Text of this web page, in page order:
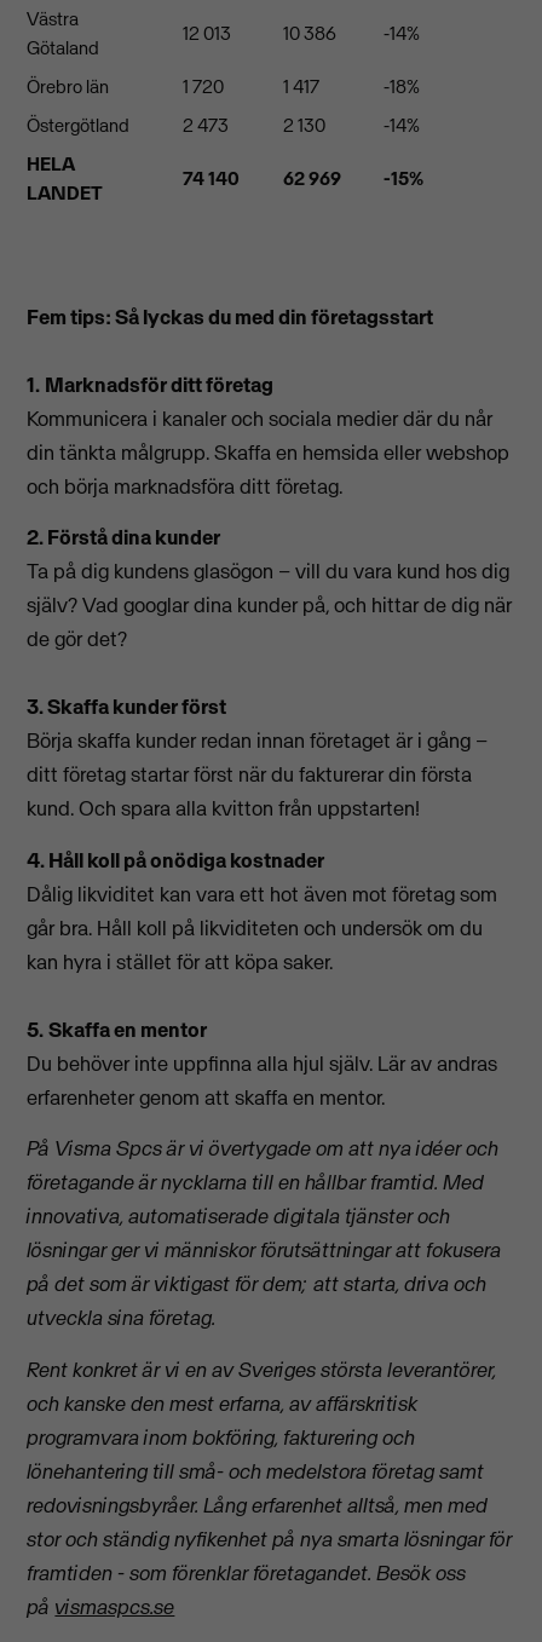
Västra
Götaland
12 013 10 386 -14%
Örebro län 1 720 1 417
-18%
Östergötland
2 473 2 130
-14%
HELA
LANDET
74 140 62 969 -15%
Fem tips: Så lyckas du med din företagsstart
1. Marknadsför ditt företag
Kommunicera i kanaler och sociala medier där du når
din tänkta målgrupp. Skaffa en hemsida eller webshop
och börja marknadsföra ditt företag.
2. Förstå dina kunder
Ta på dig kundens glasögon – vill du vara kund hos dig
själv? Vad googlar dina kunder på, och hittar de dig när
de gör det?
3. Skaffa kunder först
Börja skaffa kunder redan innan företaget är i gång –
ditt företag startar först när du fakturerar din första
kund. Och spara alla kvitton från uppstarten!
4. Håll koll på onödiga kostnader
Dålig likviditet kan vara ett hot även mot företag som
går bra. Håll koll på likviditeten och undersök om du
kan hyra i stället för att köpa saker.
5.Skaffa en mentor
Du behöver inte uppfinna alla hjul själv. Lär av andras
erfarenheter genom att skaffa en mentor.
På Visma Spcs är vi övertygade om att nya idéer och
företagande är nycklarna till en hållbar framtid. Med
innovativa, automatiserade digitala tjänster och
lösningar ger vi människor förutsättningar att fokusera
på det som är viktigast för dem; att starta, driva och
utveckla sina företag.
Rent konkret är vi en av Sveriges största leverantörer,
och kanske den mest erfarna, av affärskritisk
programvara inom bokföring, fakturering och
lönehantering till små- och medelstora företag samt
redovisningsbyråer. Lång erfarenhet alltså, men med
stor och ständig nyfikenhet på nya smarta lösningar för
framtiden - som förenklar företagandet. Besök oss
på vismaspcs.se